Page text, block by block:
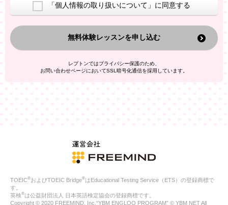
換した上で、広告・宣伝・販売促進活動に役立てること
上記の利用目的のために第三者へ提供すること
なお、この利用目的を超えた個人情報の取扱いは行いません。ま
た、これ以外の目的で個人情報を利用することはありません。
人情報を、本人が特定されないデータに不可逆変換した上で第三
者広告配信事業者においてマッチングを行い、その結果に基づい
ご本人の同意がある場合
法令に基づく場合
人の生命、身体または財産の保護のために必要がある場合であ
公衆衛生の向上または児童の健全な育成の推進のために特に必
合
「個人情報の取り扱いについて」に同意する
無料体験レッスンを申し込む
レプトンではプライバシー保護のため、
お問い合わせページにおいてSSL暗号化通信を採用しています。
TOEIC®およびTOEIC Bridge®はEducational Testing Service（ETS）の登録商標で
す。
英検®は公益財団法人 日本英語検定協会の登録商標です。
Copyright © 2020 FREEMIND, Inc.“YBM ENGLOO PROGRAM” © YBM NET All